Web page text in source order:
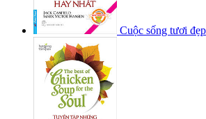
Cuộc sống tươi đẹp